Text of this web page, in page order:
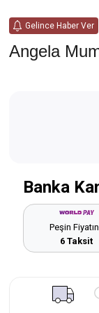
Gelince Haber Ver
Angela
Banka
Peşin
6 Taksit